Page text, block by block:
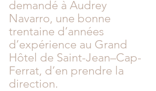
demandé à Audrey
Navarro, une bonne
trentaine d’années
d’expérience au Grand
Hôtel de Saint-Jean–Cap-
Ferrat, d’en prendre la
direction.